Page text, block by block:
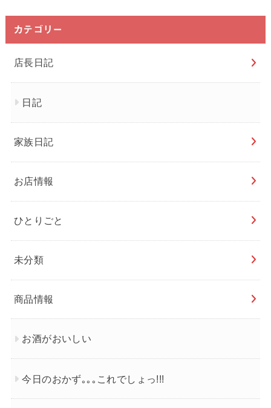
カテゴリー
店長日記
日記
家族日記
お店情報
ひとりごと
未分類
商品情報
お酒がおいしい
今日のおかず｡｡｡これでしょっ!!!